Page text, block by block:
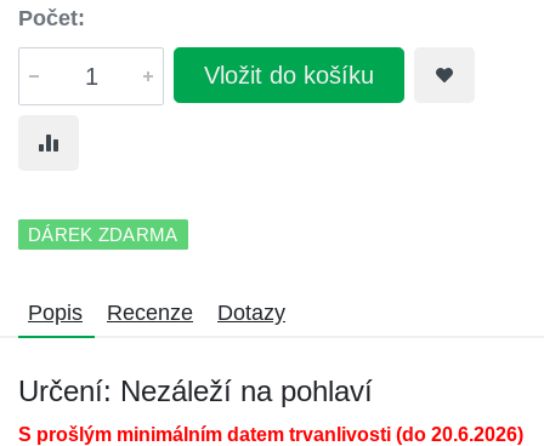
Počet:
Vložit do košíku
DÁREK ZDARMA
Popis Recenze Dotazy
Určení: Nezáleží na pohlaví
S prošlým minimálním datem trvanlivosti (do 20.6.2026)